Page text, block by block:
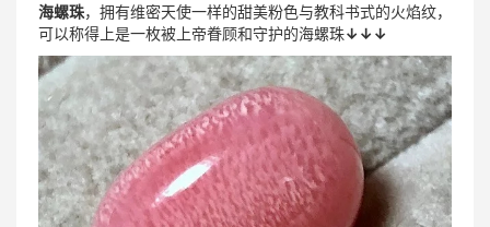
海螺珠，拥有维密天使一样的甜美粉色与教科书式的火焰纹，
可以称得上是一枚被上帝眷顾和守护的海螺珠↓ ↓ ↓